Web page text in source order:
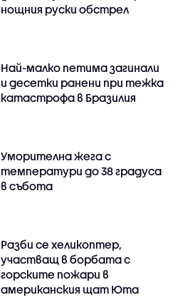
нощния руски обстрел
Най-малко петима загинали
и десетки ранени при тежка
катастрофа в Бразилия
Уморителна жега с
температури до 38 градуса
в събота
Разби се хеликоптер,
участващ в борбата с
горските пожари в
американския щат Юта